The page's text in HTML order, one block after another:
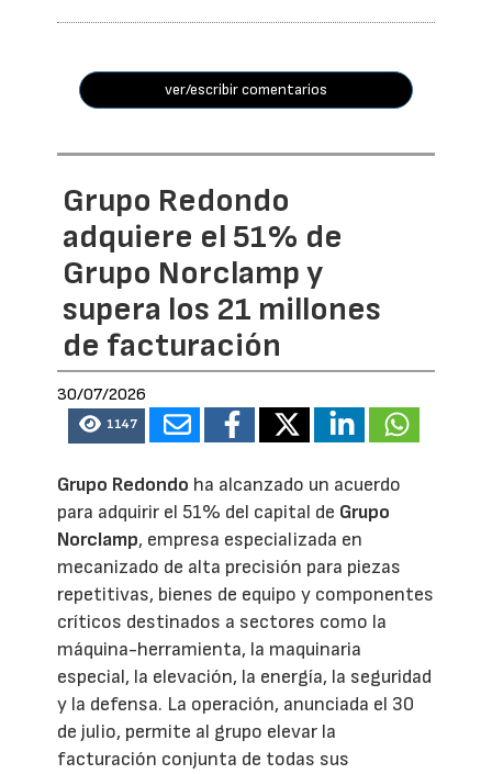
ver/escribir comentarios
Grupo Redondo
adquiere el 51% de
Grupo Norclamp y
supera los 21 millones
de facturación
30/07/2026
1147
Grupo Redondo ha alcanzado un acuerdo
para adquirir el 51% del capital de Grupo
Norclamp, empresa especializada en
mecanizado de alta precisión para piezas
repetitivas, bienes de equipo y componentes
críticos destinados a sectores como la
máquina-herramienta, la maquinaria
especial, la elevación, la energía, la seguridad
y la defensa. La operación, anunciada el 30
de julio, permite al grupo elevar la
facturación conjunta de todas sus